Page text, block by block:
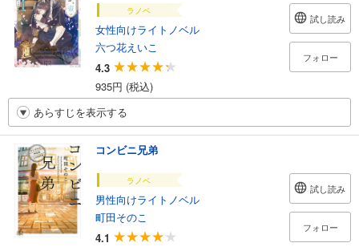
ラノベ
女性向けライトノベル
六つ花えいこ
4.3
935円 (税込)
試し読み
フォロー
あらすじを表示する
コンビニ兄弟
ラノベ
男性向けライトノベル
町田そのこ
4.1
試し読み
フォロー